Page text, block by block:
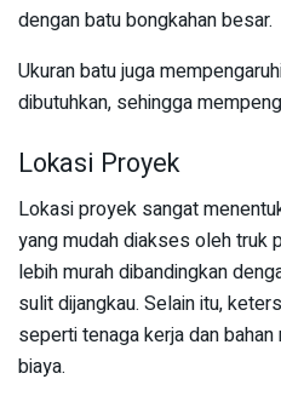
dengan batu bongkahan besar.
Ukuran batu juga
dibutuhkan, sehingga
Lokasi Proyek
Lokasi proyek sangat
yang mudah diakses oleh truk
lebih murah dibandingkan
sulit dijangkau. Selain itu,
seperti tenaga kerja dan
biaya.